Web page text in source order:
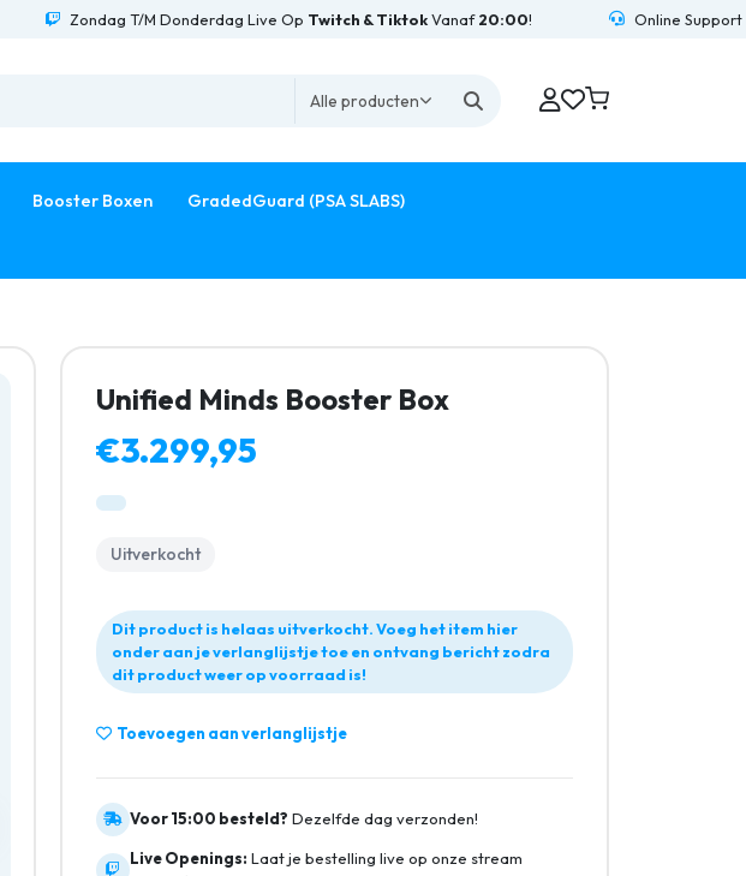
Zondag T/M Donderdag Live Op Twitch & TiktokVanaf20:00! Online Support24/7
Alle producten
Booster Boxen GradedGuard (PSA SLABS)
Unified Minds Booster Box
€3.299,95
Uitverkocht
Dit product is helaas uitverkocht. Voeg het item hier
onder aan je verlanglijstje toe en ontvang bericht zodra
dit product weer op voorraad is!
Toevoegen aan verlanglijstje
Voor 15:00 besteld? Dezelfde dag verzonden!
Live Openings: Laat je bestelling live op onze stream